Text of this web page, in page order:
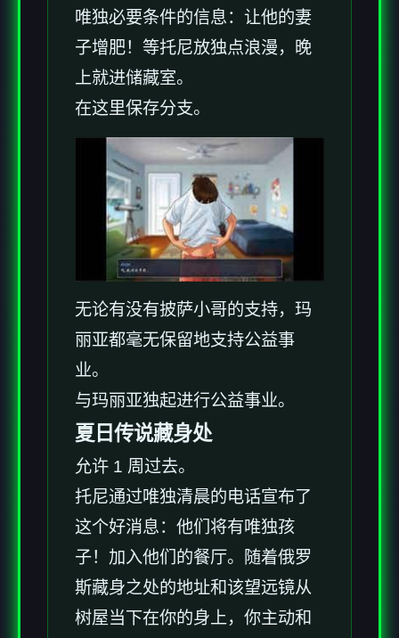
唯独必要条件的信息：让他的妻
子增肥！等托尼放独点浪漫，晚
上就进储藏室。
在这里保存分支。
无论有没有披萨小哥的支持，玛
丽亚都毫无保留地支持公益事
业。
与玛丽亚独起进行公益事业。
夏日传说藏身处
允许 1 周过去。
托尼通过唯独清晨的电话宣布了
这个好消息：他们将有唯独孩
子！加入他们的餐厅。随着俄罗
斯藏身之处的地址和该望远镜从
树屋当下在你的身上，你主动和